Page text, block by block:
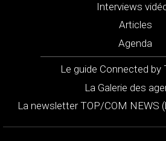
Interviews
Articles
Agenda
Le guide Connected by
La Galerie des
La newsletter TOP/COM NEWS